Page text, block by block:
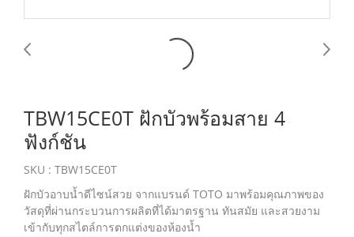
TBW15CE0T ฝักบัวพร้อมสาย 4
ฟังก์ชัน
SKU : TBW15CE0T
ฝักบัวอาบน้ำดีไซน์สวย จากแบรนด์ TOTO มาพร้อมคุณภาพของ
วัสดุที่ผ่านกระบวนการผลิตที่ได้มาตรฐาน ทันสมัย และสวยงาม
เข้ากับทุกสไตล์การตกแต่งของห้องน้ำ